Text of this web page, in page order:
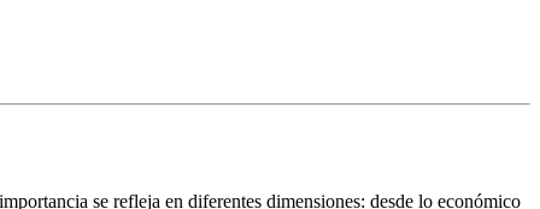
se refleja en diferentes dimensiones: desde lo económico